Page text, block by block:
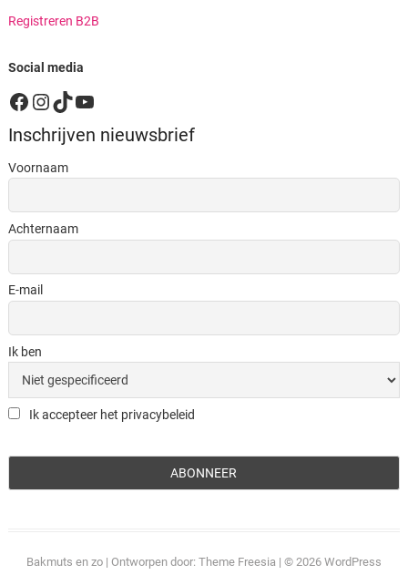
Registreren B2B
Social media
Facebook
Instagram
TikTok
YouTube
Inschrijven nieuwsbrief
Voornaam
Achternaam
E-mail
Ik ben
Ik accepteer het privacybeleid
Bakmuts en zo| Ontworpen door: Theme Freesia | © 2026 WordPress